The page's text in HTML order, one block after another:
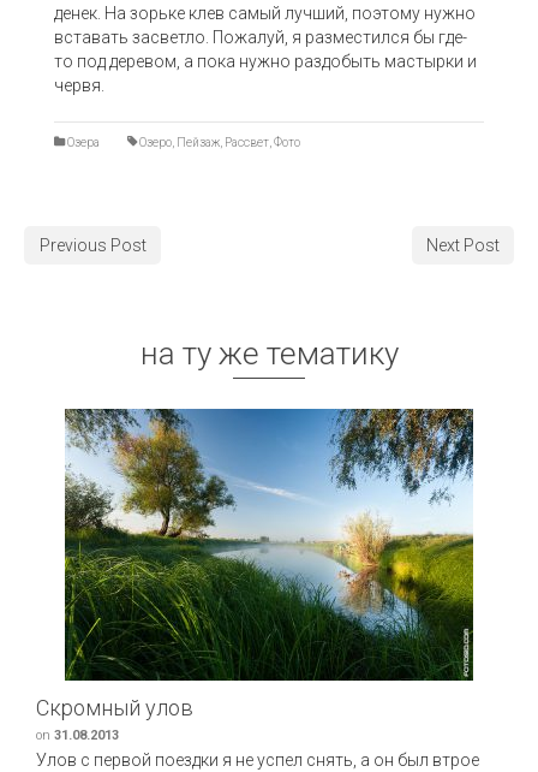
денек. На зорьке клев самый лучший, поэтому нужно
вставать засветло. Пожалуй, я разместился бы где-
то под деревом, а пока нужно раздобыть мастырки и
червя.
Озера Озеро Пейзаж Рассвет Фото
Previous Post Next Post
на ту же тематику
Скромный улов
on 31.08.2013
Улов с первой поездки я не успел снять, а он был втрое